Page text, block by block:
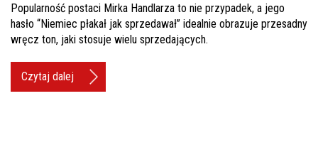
Sprawdzenie samochodu w Polsce
Sprowadzenie samochodu z zagranicy na
Znajdziemy Ci auto
Popularność postaci Mirka Handlarza to nie przypadek, a jego
hasło “Niemiec płakał jak sprzedawał” idealnie obrazuje przesadny
wręcz ton, jaki stosuje wielu sprzedających.
Czytaj dalej